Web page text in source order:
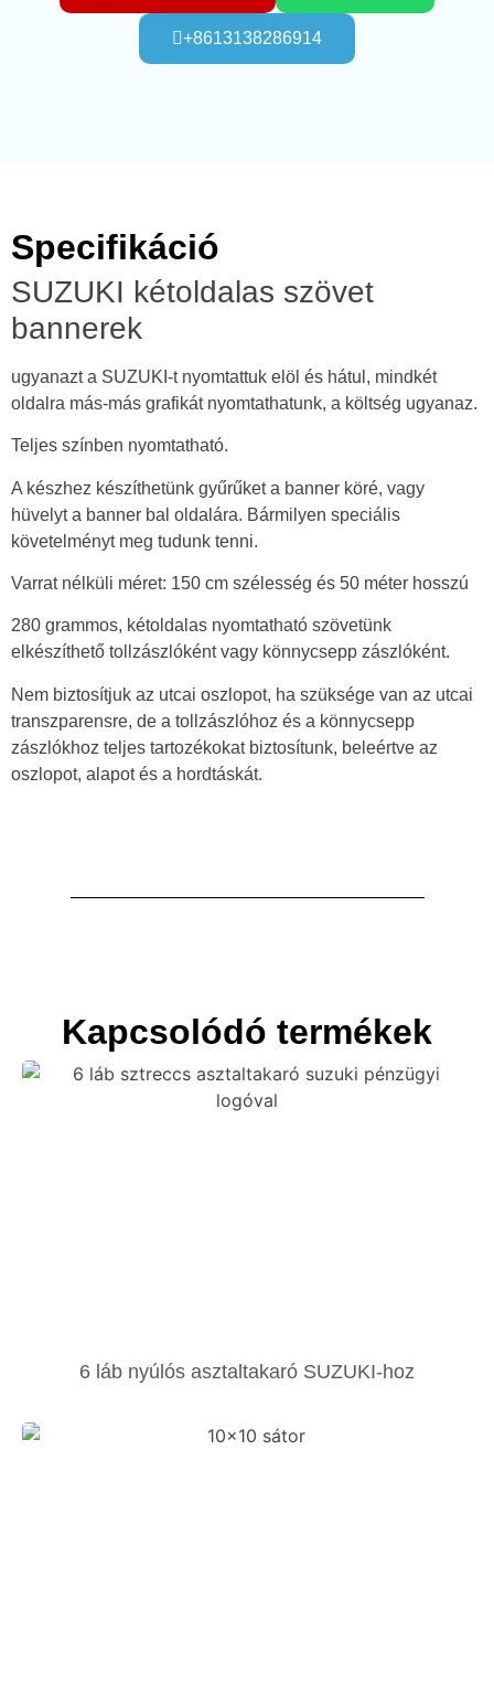
+8613138286914
Specifikáció
SUZUKI kétoldalas szövet
bannerek
ugyanazt a SUZUKI-t nyomtattuk elöl és hátul, mindkét
oldalra más-más grafikát nyomtathatunk, a költség ugyanaz.
Teljes színben nyomtatható.
A készhez készíthetünk gyűrűket a banner köré, vagy
hüvelyt a banner bal oldalára. Bármilyen speciális
követelményt meg tudunk tenni.
Varrat nélküli méret: 150 cm szélesség és 50 méter hosszú
280 grammos, kétoldalas nyomtatható szövetünk
elkészíthető tollzászlóként vagy könnycsepp zászlóként.
Nem biztosítjuk az utcai oszlopot, ha szüksége van az utcai
transzparensre, de a tollzászlóhoz és a könnycsepp
zászlókhoz teljes tartozékokat biztosítunk, beleértve az
oszlopot, alapot és a hordtáskát.
Kapcsolódó termékek
6 láb nyúlós asztaltakaró SUZUKI-hoz